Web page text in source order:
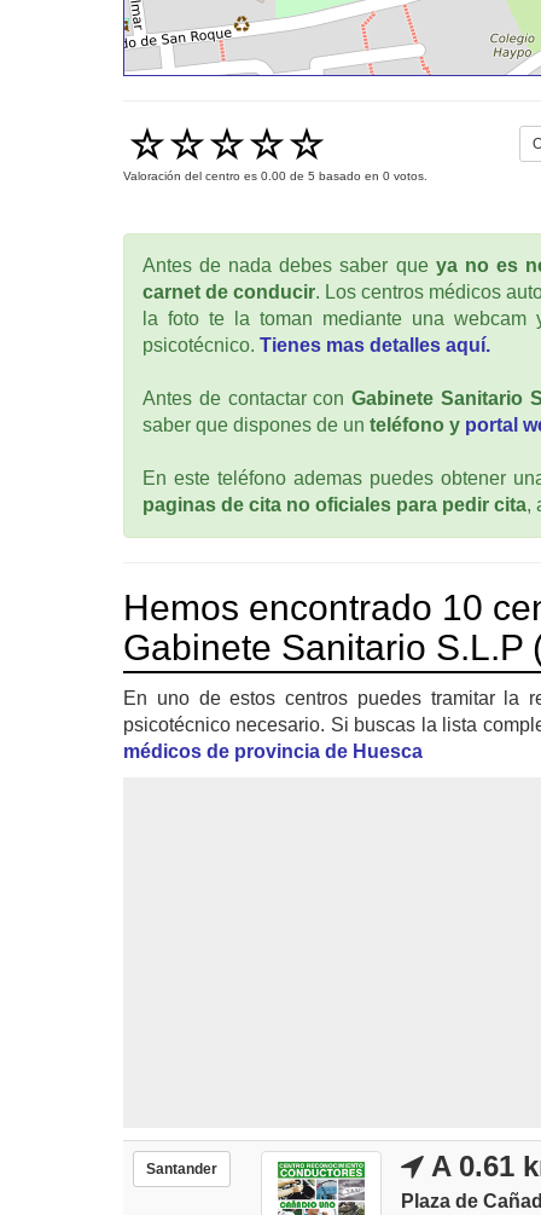
Valoración del centro es 0.00 de 5 basado en 0 votos.
Antes de nada debes saber que ya no es
carnet de conducir. Los centros médicos
la foto te la toman mediante una
psicotécnico. Tienes mas detalles aquí.
Antes de contactar con Gabinete Sanitario
saber que dispones de un teléfono y portal
En este teléfono ademas puedes obtener
paginas de cita no oficiales para pedir cita,
Hemos encontrado 10
Gabinete Sanitario S.L.P
En uno de estos centros puedes tramitar la
psicotécnico necesario. Si buscas la lista
médicos de provincia de Huesca
Santander A 0.61
Plaza de